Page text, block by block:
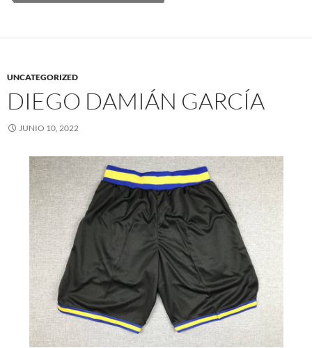
UNCATEGORIZED
DIEGO DAMIÁN GARCÍA
JUNIO 10, 2022